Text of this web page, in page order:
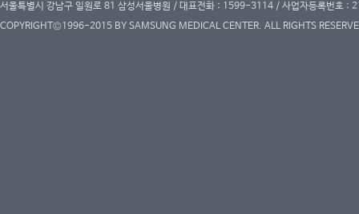
서울특별시 강남구 일원로 81 삼성서울병원 / 대표전화 : 1599-3114 / 사업자등록번호
COPYRIGHT©1996-2015 BY SAMSUNG MEDICAL CENTER. ALL RIGHTS